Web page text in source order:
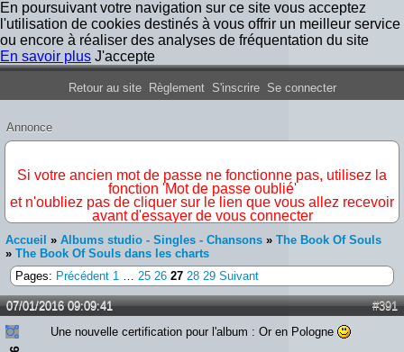
En poursuivant votre navigation sur ce site vous acceptez
l'utilisation de cookies destinés à vous offrir un meilleur service
ou encore à réaliser des analyses de fréquentation du site
En savoir plus J'accepte
Forum Iron Maiden France
Retour au site Règlement S'inscrire Se connecter
Annonce
Si votre ancien mot de passe ne fonctionne pas, utilisez la
fonction 'Mot de passe oublié'
et n'oubliez pas de cliquer sur le lien que vous allez recevoir
avant d'essayer de vous connecter
Accueil » Albums studio - Singles - Chansons » The Book Of Souls
» The Book Of Souls dans les charts
Pages: Précédent 1 … 25 26 27 28 29 Suivant
#391
07/01/2016 09:09:41
Une nouvelle certification pour l'album : Or en Pologne